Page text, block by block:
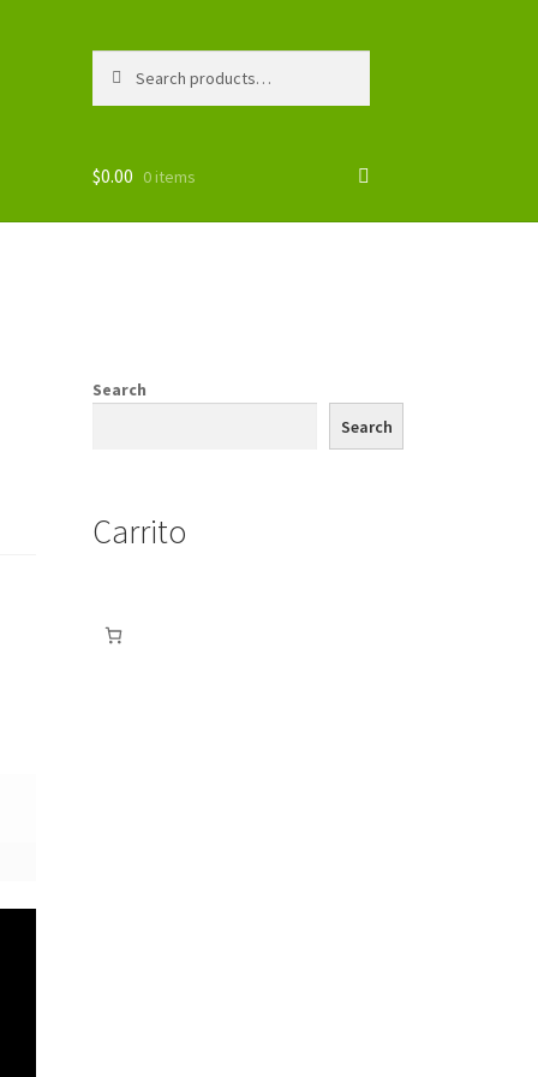
for:
$0.00 0 items
Search
Search
Carrito